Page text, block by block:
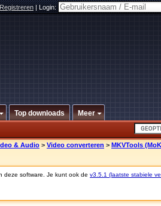
Registreren|Login:
Top downloads Meer
& Audio > Video converteren > MKVTools
deze software. Je kunt ook de v3.5.1 (laatste stabiele